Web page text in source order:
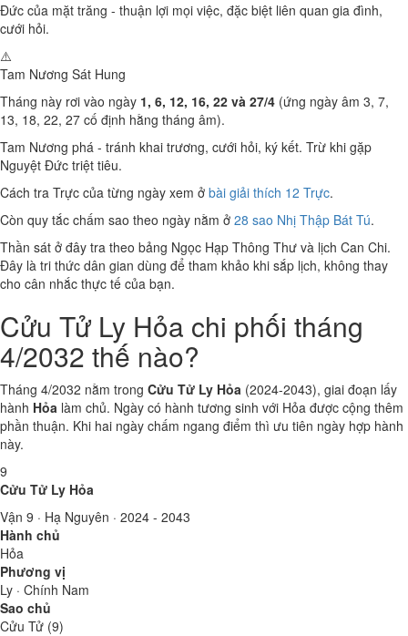
Đức của mặt trăng - thuận lợi mọi việc, đặc biệt liên quan gia đình,
cưới hỏi.
⚠️
Tam Nương Sát Hung
Tháng này rơi vào ngày 1, 6, 12, 16, 22 và 27/4 (ứng ngày âm 3, 7,
13, 18, 22, 27 cố định hằng tháng âm).
Tam Nương phá - tránh khai trương, cưới hỏi, ký kết. Trừ khi gặp
Nguyệt Đức triệt tiêu.
Cách tra Trực của từng ngày xem ở bài giải thích 12 Trực.
Còn quy tắc chấm sao theo ngày nằm ở 28 sao Nhị Thập Bát Tú.
Thần sát ở đây tra theo bảng Ngọc Hạp Thông Thư và lịch Can Chi.
Đây là tri thức dân gian dùng để tham khảo khi sắp lịch, không thay
cho cân nhắc thực tế của bạn.
Cửu Tử Ly Hỏa chi phối tháng
4/2032 thế nào?
Tháng 4/2032 nằm trong Cửu Tử Ly Hỏa (2024-2043), giai đoạn lấy
hành Hỏa làm chủ. Ngày có hành tương sinh với Hỏa được cộng thêm
phần thuận. Khi hai ngày chấm ngang điểm thì ưu tiên ngày hợp hành
này.
9
Cửu Tử Ly Hỏa
Vận 9 · Hạ Nguyên · 2024 - 2043
Hành chủ
Hỏa
Phương vị
Ly · Chính Nam
Sao chủ
Cửu Tử (9)